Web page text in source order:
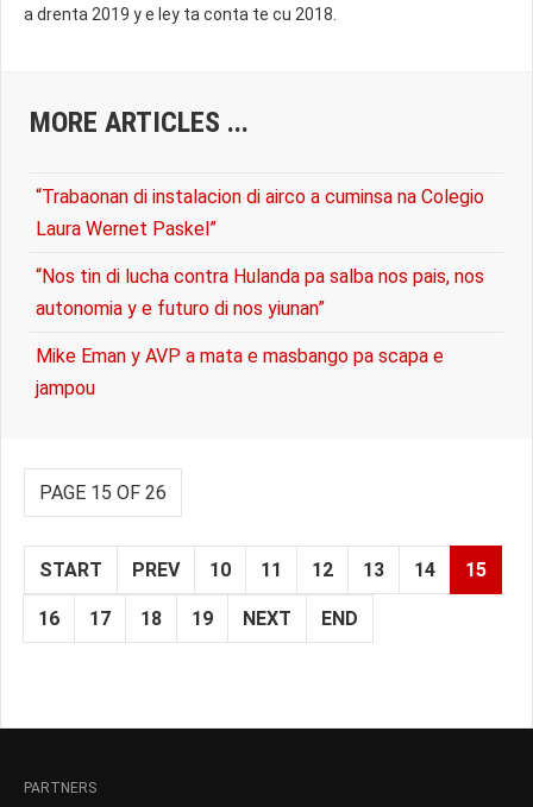
a drenta 2019 y e ley ta conta te cu 2018.
MORE ARTICLES ...
“Trabaonan di instalacion di airco a cuminsa na Colegio
Laura Wernet Paskel”
“Nos tin di lucha contra Hulanda pa salba nos pais, nos
autonomia y e futuro di nos yiunan”
Mike Eman y AVP a mata e masbango pa scapa e
jampou
PAGE 15 OF 26
START PREV 10 11 12 13 14 15
16 17 18 19 NEXT END
PARTNERS